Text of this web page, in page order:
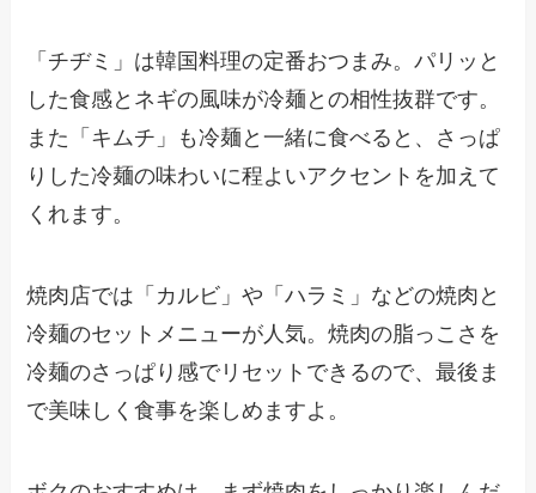
「チヂミ」は韓国料理の定番おつまみ。パリッと
した食感とネギの風味が冷麺との相性抜群です。
また「キムチ」も冷麺と一緒に食べると、さっぱ
りした冷麺の味わいに程よいアクセントを加えて
くれます。
焼肉店では「カルビ」や「ハラミ」などの焼肉と
冷麺のセットメニューが人気。焼肉の脂っこさを
冷麺のさっぱり感でリセットできるので、最後ま
で美味しく食事を楽しめますよ。